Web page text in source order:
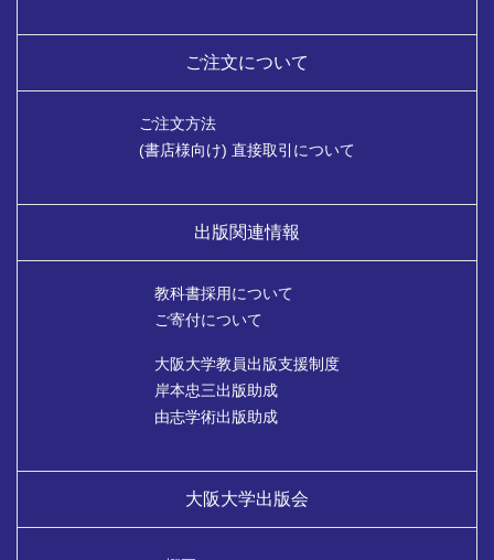
ご注文について
ご注文方法
(書店様向け) 直接取引について
出版関連情報
教科書採用について
ご寄付について
大阪大学教員出版支援制度
岸本忠三出版助成
由志学術出版助成
大阪大学出版会